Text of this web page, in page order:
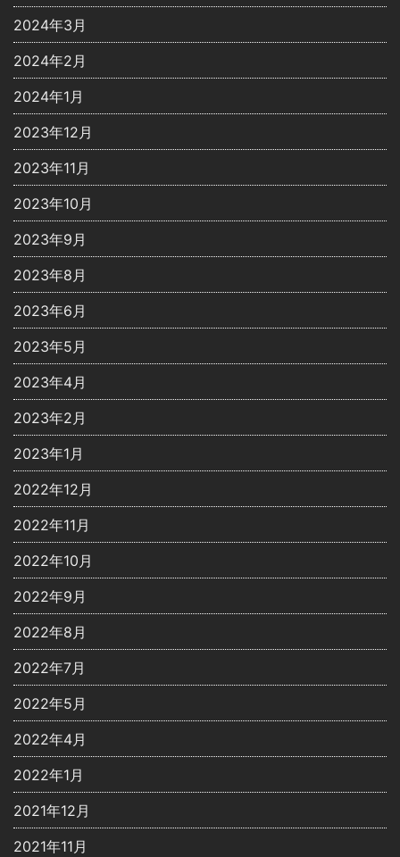
2024年3月
2024年2月
2024年1月
2023年12月
2023年11月
2023年10月
2023年9月
2023年8月
2023年6月
2023年5月
2023年4月
2023年2月
2023年1月
2022年12月
2022年11月
2022年10月
2022年9月
2022年8月
2022年7月
2022年5月
2022年4月
2022年1月
2021年12月
2021年11月